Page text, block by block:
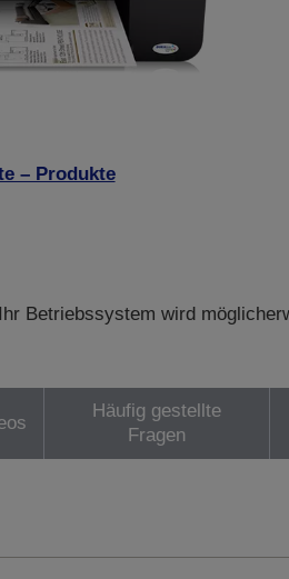
– Produkte
Ihr Betriebssystem wird
Häufig gestellte
Fragen